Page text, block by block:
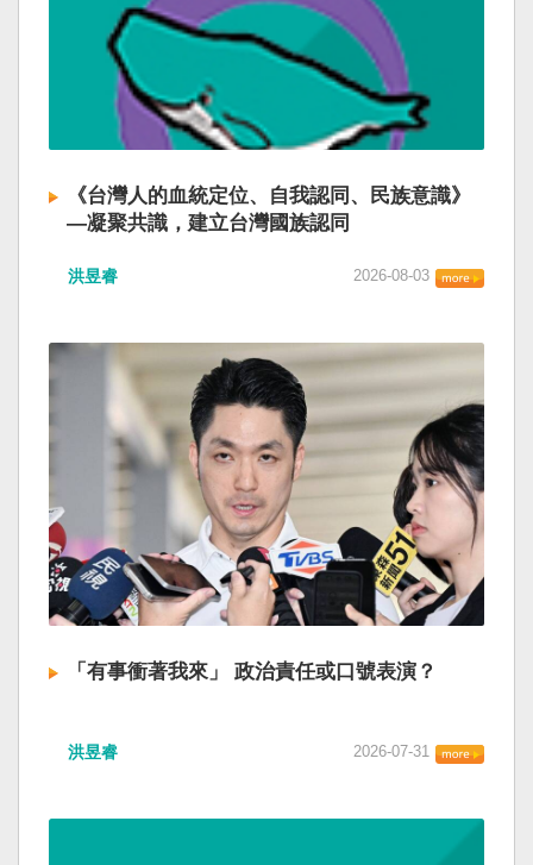
《台灣人的血統定位、自我認同、民族意識》
—凝聚共識，建立台灣國族認同
洪昱睿 2026-08-03
「有事衝著我來」 政治責任或口號表演？
洪昱睿 2026-07-31